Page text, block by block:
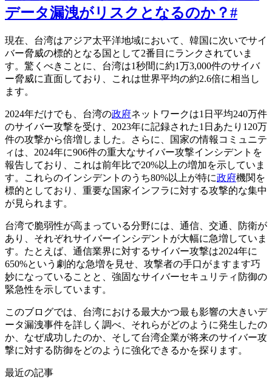
データ漏洩がリスクとなるのか？#
現在、台湾はアジア太平洋地域において、韓国に次いでサイ
バー脅威の標的となる国として2番目にランクされていま
す。驚くべきことに、台湾は1秒間に約1万3,000件のサイバ
ー脅威に直面しており、これは世界平均の約2.6倍に相当し
ます。
2024年だけでも、台湾の政府ネットワークは1日平均240万件
のサイバー攻撃を受け、2023年に記録された1日あたり120万
件の攻撃から倍増しました。さらに、国家の情報コミュニテ
ィは、2024年に906件の重大なサイバー攻撃インシデントを
報告しており、これは前年比で20%以上の増加を示していま
す。これらのインシデントのうち80%以上が特に政府機関を
標的としており、重要な国家インフラに対する攻撃的な集中
が見られます。
台湾で脆弱性が高まっている分野には、通信、交通、防衛が
あり、それぞれサイバーインシデントが大幅に急増していま
す。たとえば、通信業界に対するサイバー攻撃は2024年に
650%という劇的な急増を見せ、攻撃者の手口がますます巧
妙になっていることと、強固なサイバーセキュリティ防御の
緊急性を示しています。
このブログでは、台湾における最大かつ最も影響の大きいデ
ータ漏洩事件を詳しく調べ、それらがどのように発生したの
か、なぜ成功したのか、そして台湾企業が将来のサイバー攻
撃に対する防御をどのように強化できるかを探ります。
最近の記事